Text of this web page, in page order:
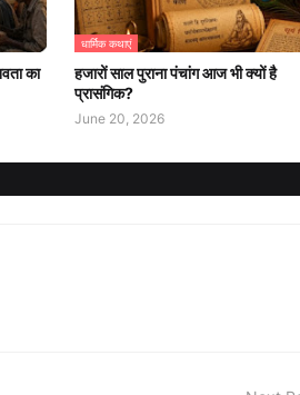
का
धार्मिक कथाएं
हजारों साल पुराना पंचांग आज भी क्यों है
प्रासंगिक?
June 20, 2026